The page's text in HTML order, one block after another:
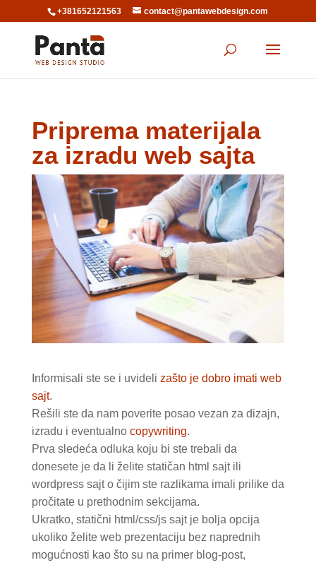
+381652121563 contact@pantawebdesign.com
Priprema materijala
za izradu web sajta
Informisali ste se i uvideli zašto je dobro imati web
sajt.
Rešili ste da nam poverite posao vezan za dizajn,
izradu i eventualno copywriting.
Prva sledeća odluka koju bi ste trebali da
donesete je da li želite statičan html sajt ili
wordpress sajt o čijim ste razlikama imali prilike da
pročitate u prethodnim sekcijama.
Ukratko, statični html/css/js sajt je bolja opcija
ukoliko želite web prezentaciju bez naprednih
mogućnosti kao što su na primer blog-post,